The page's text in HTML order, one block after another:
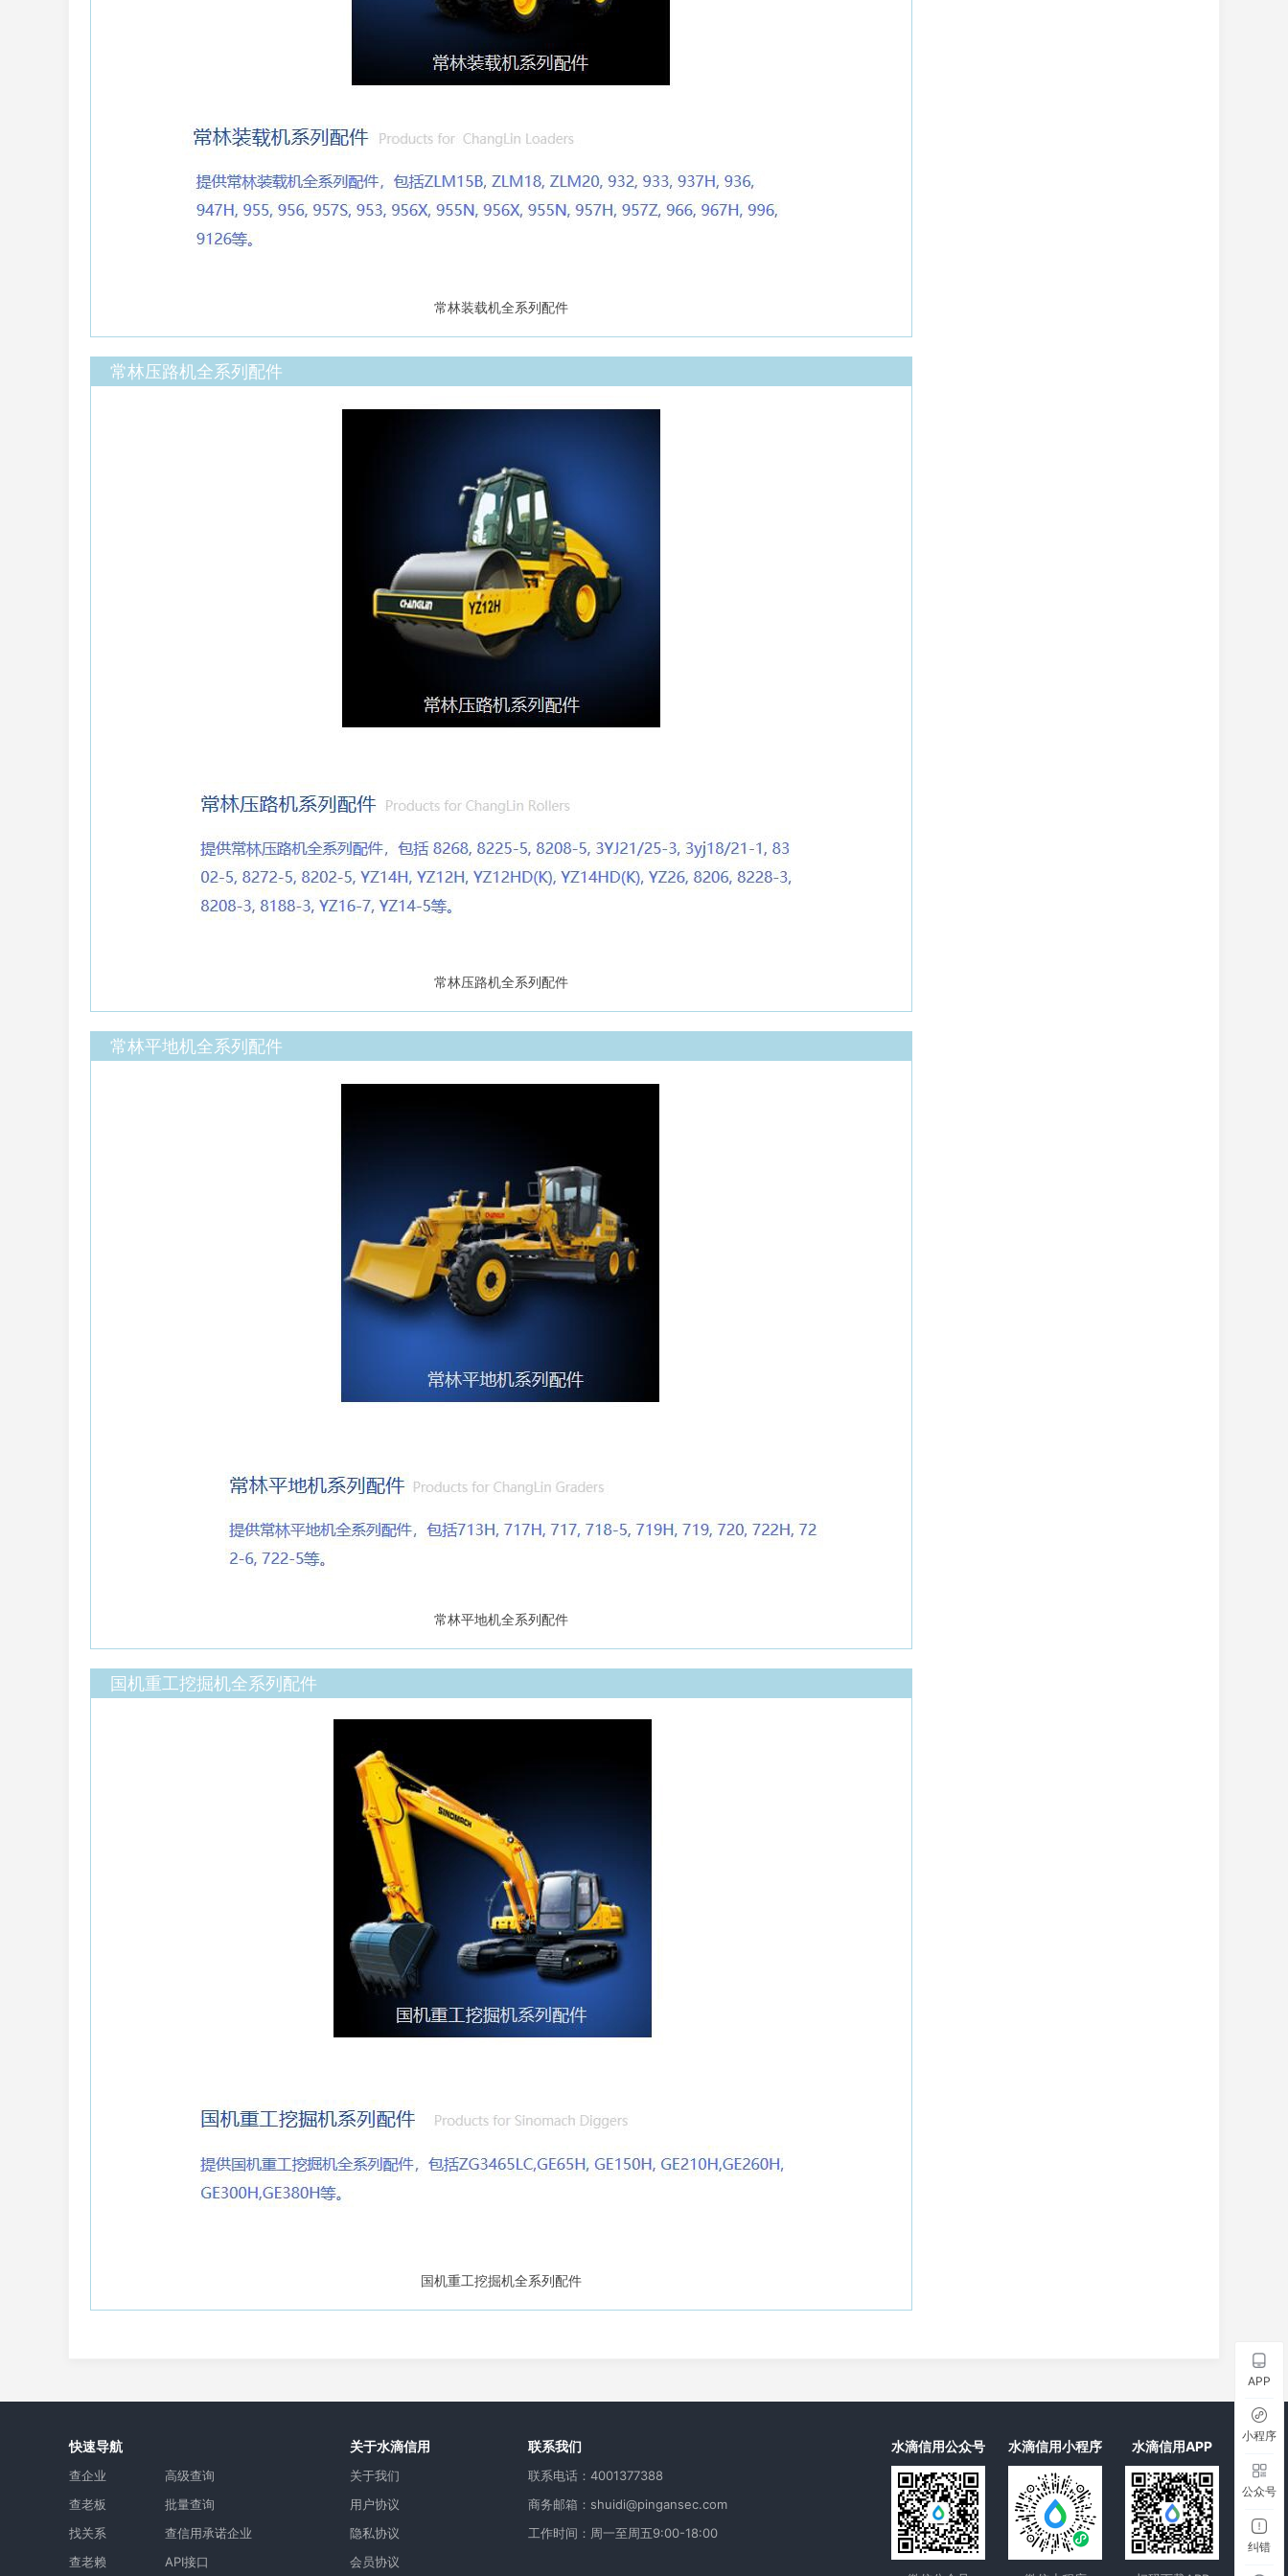
常林装载机全系列配件
常林压路机全系列配件
常林压路机全系列配件
常林平地机全系列配件
常林平地机全系列配件
国机重工挖掘机全系列配件
国机重工挖掘机全系列配件
快速导航
查企业
查老板
找关系
查老赖
高级查询
批量查询
查信用承诺企业
API接口
关于水滴信用
关于我们
用户协议
隐私协议
会员协议
联系我们
联系电话：4001377388
商务邮箱：shuidi@pingansec.com
工作时间：周一至周五9:00-18:00
水滴信用公众号 水滴信用小程序 水滴信用APP
APP
小程序
公众号
纠错